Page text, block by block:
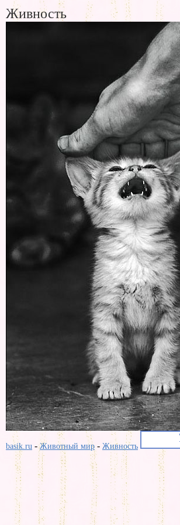
Живность
basik.ru -Животный мир - Живность